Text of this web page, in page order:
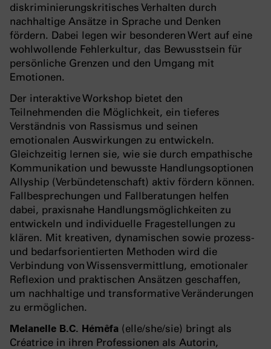
diskriminierungskritisches Verhalten durch
nachhaltige Ansätze in Sprache und Denken
fördern. Dabei legen wir besonderen Wert auf eine
wohlwollende Fehlerkultur, das Bewusstsein für
persönliche Grenzen und den Umgang mit
Emotionen.
Der interaktive Workshop bietet den
Teilnehmenden die Möglichkeit, ein tieferes
Verständnis von Rassismus und seinen
emotionalen Auswirkungen zu entwickeln.
Gleichzeitig lernen sie, wie sie durch empathische
Kommunikation und bewusste Handlungsoptionen
Allyship (Verbündetenschaft) aktiv fördern können.
Fallbesprechungen und Fallberatungen helfen
dabei, praxisnahe Handlungsmöglichkeiten zu
entwickeln und individuelle Fragestellungen zu
klären. Mit kreativen, dynamischen sowie prozess-
und bedarfsorientierten Methoden wird die
Verbindung von Wissensvermittlung, emotionaler
Reflexion und praktischen Ansätzen geschaffen,
um nachhaltige und transformative Veränderungen
zu ermöglichen.
Melanelle B.C. Hémêfa (elle/she/sie) bringt als
Créatrice in ihren Professionen als Autorin,